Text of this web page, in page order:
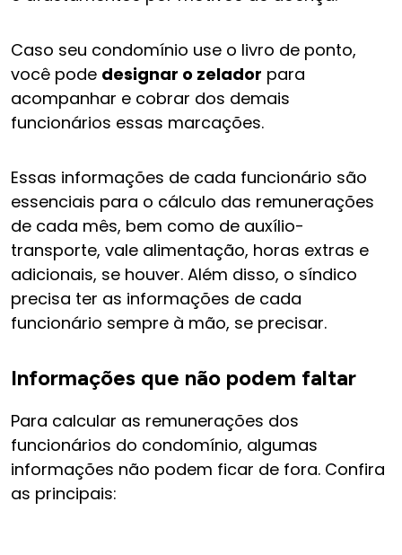
Caso seu condomínio use o livro de ponto,
você pode designar o zelador para
acompanhar e cobrar dos demais
funcionários essas marcações.
Essas informações de cada funcionário são
essenciais para o cálculo das remunerações
de cada mês, bem como de auxílio-
transporte, vale alimentação, horas extras e
adicionais, se houver. Além disso, o síndico
precisa ter as informações de cada
funcionário sempre à mão, se precisar.
Informações que não podem faltar
Para calcular as remunerações dos
funcionários do condomínio, algumas
informações não podem ficar de fora. Confira
as principais: